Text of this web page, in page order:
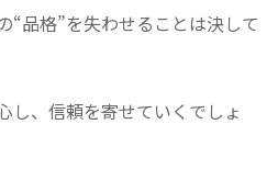
“品格”を失わせることは決して
し、信頼を寄せていくでしょ